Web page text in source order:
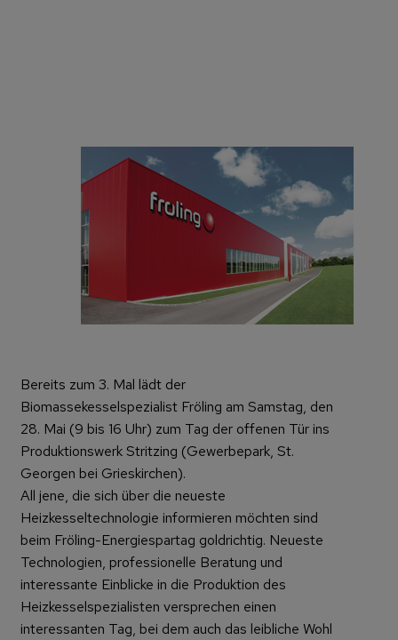
Bereits zum 3. Mal lädt der
Biomassekesselspezialist Fröling am Samstag, den
28. Mai (9 bis 16 Uhr) zum Tag der offenen Tür ins
Produktionswerk Stritzing (Gewerbepark, St.
Georgen bei Grieskirchen).
All jene, die sich über die neueste
Heizkesseltechnologie informieren möchten sind
beim Fröling-Energiespartag goldrichtig. Neueste
Technologien, professionelle Beratung und
interessante Einblicke in die Produktion des
Heizkesselspezialisten versprechen einen
interessanten Tag, bei dem auch das leibliche Wohl